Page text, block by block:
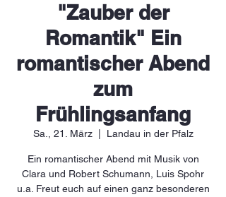
"Zauber der
Romantik" Ein
romantischer Abend
zum
Frühlingsanfang
Sa., 21. März
  |
Landau in der Pfalz
Ein romantischer Abend mit Musik von
Clara und Robert Schumann, Luis Spohr
u.a. Freut euch auf einen ganz besonderen